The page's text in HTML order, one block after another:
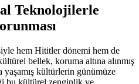
Teknolojilerle
hem Hititler dönemi hem de
bellek, koruma altına alınmış
yaşamış kültürlerin günümüze
bu kültürel zenginlik ve